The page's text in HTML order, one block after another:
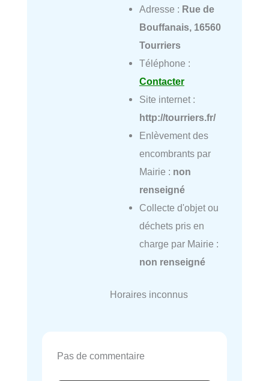
Adresse : Rue de
Bouffanais, 16560
Tourriers
Téléphone :
Contacter
Site internet :
http://tourriers.fr/
Enlèvement des
encombrants par
Mairie : non
renseigné
Collecte d'objet ou
déchets pris en
charge par Mairie :
non renseigné
Horaires inconnus
Pas de commentaire